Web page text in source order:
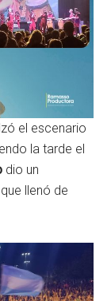
el escenario
la tarde el
dio un
llenó de